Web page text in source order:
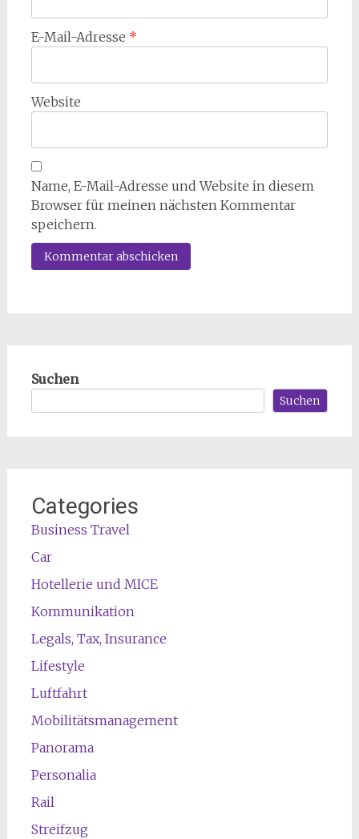
E-Mail-Adresse *
Website
Name, E-Mail-Adresse und Website in diesem
Browser für meinen nächsten Kommentar
speichern.
Suchen
Suchen
Categories
Business Travel
Car
Hotellerie und MICE
Kommunikation
Legals, Tax, Insurance
Lifestyle
Luftfahrt
Mobilitätsmanagement
Panorama
Personalia
Rail
Streifzug